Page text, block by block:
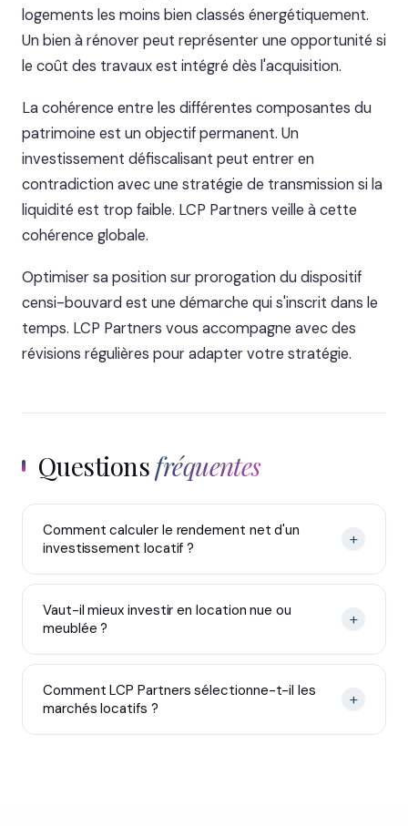
logements les moins bien classés énergétiquement.
Un bien à rénover peut représenter une opportunité si
le coût des travaux est intégré dès l'acquisition.
La cohérence entre les différentes composantes du
patrimoine est un objectif permanent. Un
investissement défiscalisant peut entrer en
contradiction avec une stratégie de transmission si la
liquidité est trop faible. LCP Partners veille à cette
cohérence globale.
Optimiser sa position sur prorogation du dispositif
censi-bouvard est une démarche qui s'inscrit dans le
temps. LCP Partners vous accompagne avec des
révisions régulières pour adapter votre stratégie.
Questionsfréquentes
Comment calculer le rendement net d'un
investissement locatif ?
+
Vaut-il mieux investir en location nue ou
meublée ?
+
Comment LCP Partners sélectionne-t-il les
marchés locatifs ?
+